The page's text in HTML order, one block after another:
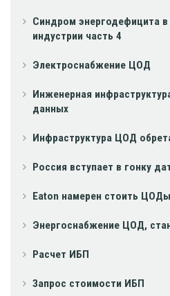
Синдром энергодефицита
индустрии часть 4
Электроснабжение ЦОД
Инженерная
данных
Инфраструктура ЦОД
Россия вступает в гонку
Eaton намерен стоить ЦОДы
Энергоснабжение ЦОД,
Расчет ИБП
Запрос стоимости ИБП